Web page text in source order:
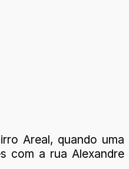
Areal, quando uma
com a rua Alexandre